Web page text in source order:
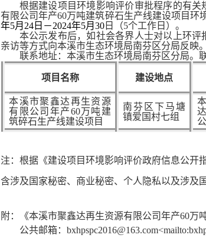
根据建设项目环境影响评价审批程序的有关
有限公司年产60万吨建筑碎石生产线建设项目
年5月 24 日－2024年5月 30 日（5个工作日）。
本公示发布后，如社会各界人士对以上环评
亲访等方式向本溪市生态环境局南芬区分局反映
联系地址：本溪市生态环境局南芬区分局。
项目名称 建设地点
本溪市聚鑫达再生资源
有限公司年产60万吨建
筑碎石生产线建设项目
南芬区下马塘
镇爱国村七组
注：根据《建设项目环境影响评价政府信息公开
含涉及国家秘密、商业秘密、个人隐私以及涉及
附：《本溪市聚鑫达再生资源有限公司年产60万
公共邮箱： bxhpspc2016@163.com<